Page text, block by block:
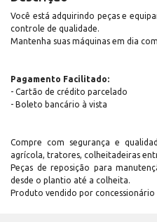
Você está adquirindo peças e
controle de qualidade.
Mantenha suas máquinas em dia
Pagamento Facilitado:
- Cartão de crédito parcelado
- Boleto bancário à vista
Compre com segurança e
agrícola, tratores, colheitadeiras
Peças de reposição para
desde o plantio até a colheita.
Produto vendido por